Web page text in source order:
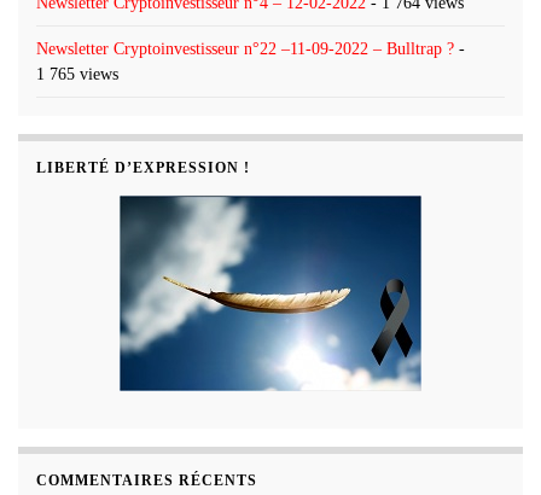
Newsletter Cryptoinvestisseur n°22 –11-09-2022 – Bulltrap ? -
1 765 views
LIBERTÉ D’EXPRESSION !
COMMENTAIRES RÉCENTS